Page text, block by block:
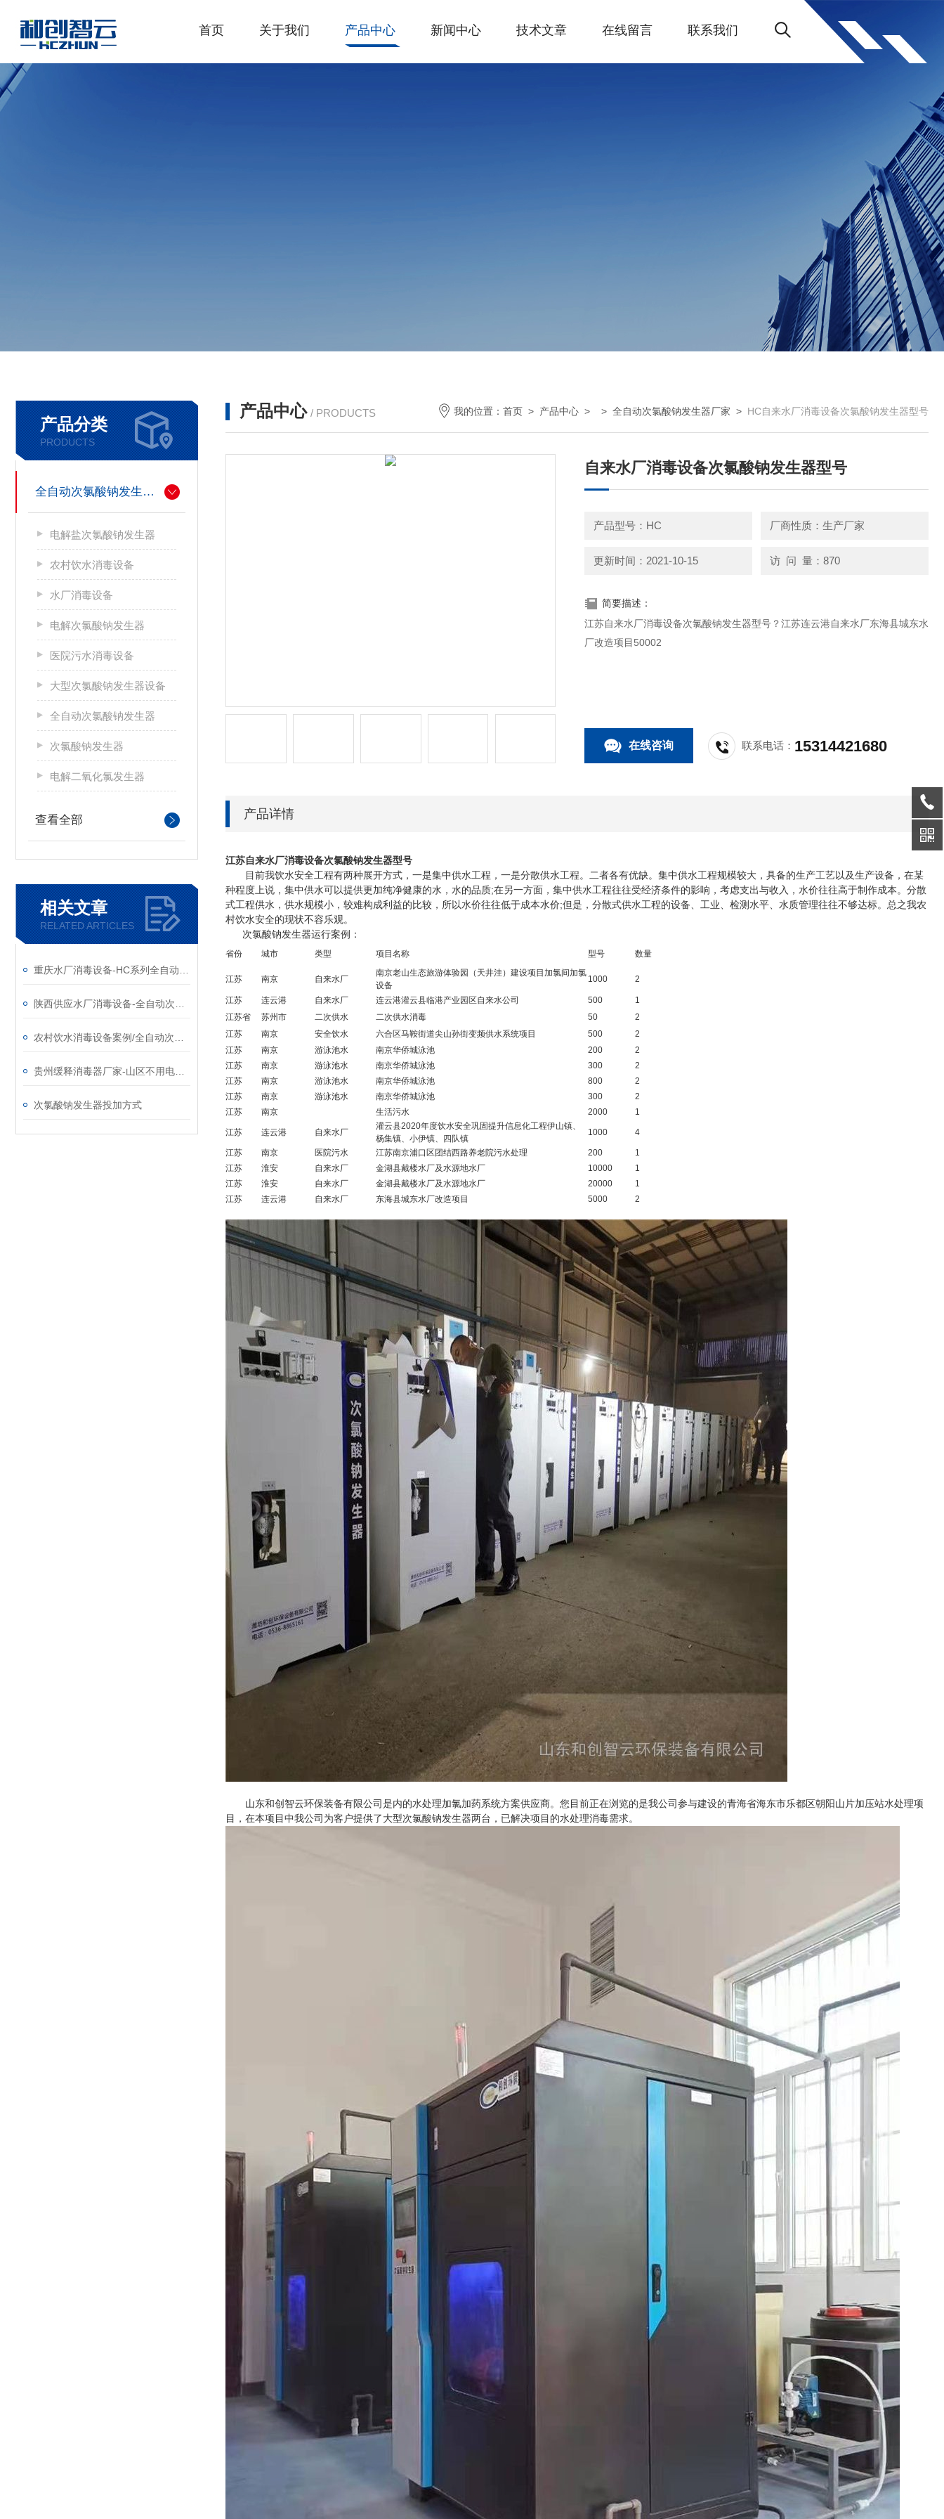
首页 关于我们 产品中心 新闻中心 技术文章 在线留言 联系我们
产品分类
PRODUCTS
全自动次氯酸钠发生器厂家
电解盐次氯酸钠发生器
农村饮水消毒设备
水厂消毒设备
电解次氯酸钠发生器
医院污水消毒设备
大型次氯酸钠发生器设备
全自动次氯酸钠发生器
次氯酸钠发生器
电解二氧化氯发生器
查看全部
相关文章
RELATED ARTICLES
次氯酸钠发生器投加方式
产品中心 / PRODUCTS 我的位置： 首页 > 产品中心 > > 全自动次氯酸钠发生器厂家 > HC自来水厂消毒设备次氯酸钠发生器型号
自来水厂消毒设备次氯酸钠发生器型号
产品型号：HC 厂商性质：生产厂家
更新时间：2021-10-15 访 问 量：870
简要描述：
江苏自来水厂消毒设备次氯酸钠发生器型号？江苏连云港自来水厂东海县城东水
厂改造项目50002
在线咨询 联系电话： 15314421680
产品详情
江苏自来水厂消毒设备次氯酸钠发生器型号
目前我饮水安全工程有两种展开方式，一是集中供水工程，一是分散供水工程。二者各有优缺。集中供水工程规模较大，具备的生产工艺以及生产设备，在某
种程度上说，集中供水可以提供更加纯净健康的水，水的品质;在另一方面，集中供水工程往往受经济条件的影响，考虑支出与收入，水价往往高于制作成本。分散
式工程供水，供水规模小，较难构成利益的比较，所以水价往往低于成本水价;但是，分散式供水工程的设备、工业、检测水平、水质管理往往不够达标。总之我农
村饮水安全的现状不容乐观。
次氯酸钠发生器运行案例：
省份 城市 类型 项目名称 型号 数量
江苏 南京 自来水厂
南京老山生态旅游体验园（天井洼）建设项目加氯间加氯
设备
1000 2
江苏 连云港 自来水厂 连云港灌云县临港产业园区自来水公司 500
1
江苏省
苏州市 二次供水 二次供水消毒 50
2
江苏
南京 安全饮水 六合区马鞍街道尖山孙街变频供水系统项目 500
2
江苏
南京 游泳池水 南京华侨城泳池 200
2
江苏
南京 游泳池水 南京华侨城泳池 300
2
江苏
南京 游泳池水 南京华侨城泳池 800
2
江苏
南京 游泳池水 南京华侨城泳池 300
2
江苏
南京 生活污水 2000 1
江苏 连云港 自来水厂
灌云县2020年度饮水安全巩固提升信息化工程伊山镇、
杨集镇、小伊镇、四队镇
1000 4
江苏 南京 医院污水 江苏南京浦口区团结西路养老院污水处理 200
1
江苏
淮安 自来水厂 金湖县戴楼水厂及水源地水厂 10000
1
江苏
淮安 自来水厂 金湖县戴楼水厂及水源地水厂 20000
1
江苏
连云港 自来水厂 东海县城东水厂改造项目 5000 2
山东和创智云环保装备有限公司是内的水处理加氯加药系统方案供应商。您目前正在浏览的是我公司参与建设的青海省海东市乐都区朝阳山片加压站水处理项
目，在本项目中我公司为客户提供了大型次氯酸钠发生器两台，已解决项目的水处理消毒需求。